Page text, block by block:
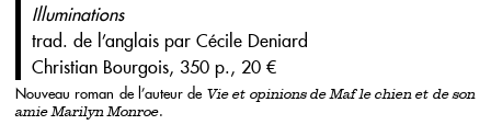
Illuminations
trad. de l’anglais par Cécile Deniard
Christian Bourgois, 350 p., 20 €
Nouveau roman de l’auteur de Vie et opinions de Maf le chien et de son
amie Marilyn Monroe.